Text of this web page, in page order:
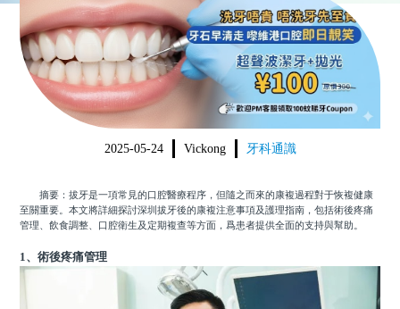
品牌介紹
環境設備
醫院新聞
收費標準
N
收費總表
植牙收費
根管收費
美學收費
箍牙收費
醫生團隊
門診時間
2025-05-24 Vickong 牙科通識
摘要：拔牙是一項常見的口腔醫療程序，但隨之而來的康複過程對于恢複健康
至關重要。本文將詳細探討深圳拔牙後的康複注意事項及護理指南，包括術後疼痛
管理、飲食調整、口腔衛生及定期複查等方面，爲患者提供全面的支持與幫助。
1、術後疼痛管理